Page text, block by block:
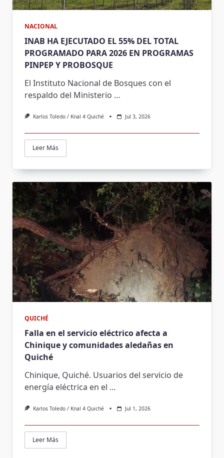
NACIONAL
INAB HA EJECUTADO EL 55% DEL TOTAL
PROGRAMADO PARA 2026 EN PROGRAMAS
PINPEP Y PROBOSQUE
El Instituto Nacional de Bosques con el
respaldo del Ministerio …
Karlos Toledo / Knal 4 Quiché Jul 3, 2026
Leer Más
QUICHÉ
Falla en el servicio eléctrico afecta a
Chinique y comunidades aledañas en
Quiché
Chinique, Quiché. Usuarios del servicio de
energía eléctrica en el …
Karlos Toledo / Knal 4 Quiché Jul 1, 2026
Leer Más